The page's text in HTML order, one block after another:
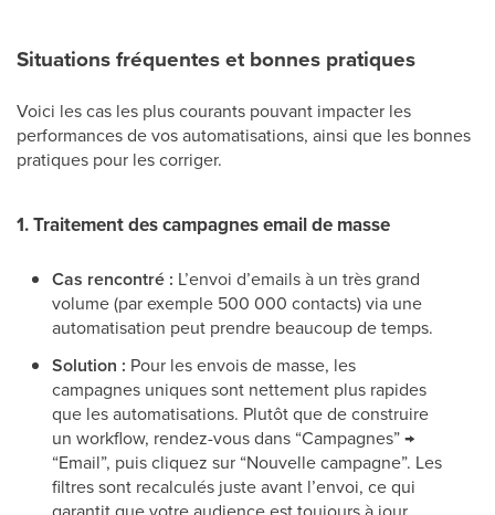
Situations fréquentes et bonnes pratiques
Voici les cas les plus courants pouvant impacter les
performances de vos automatisations, ainsi que les bonnes
pratiques pour les corriger.
1. Traitement des campagnes email de masse
Cas rencontré : L’envoi d’emails à un très grand
volume (par exemple 500 000 contacts) via une
automatisation peut prendre beaucoup de temps.
Solution : Pour les envois de masse, les
campagnes uniques sont nettement plus rapides
que les automatisations. Plutôt que de construire
un workflow, rendez-vous dans “Campagnes” →
“Email”, puis cliquez sur “Nouvelle campagne”. Les
filtres sont recalculés juste avant l’envoi, ce qui